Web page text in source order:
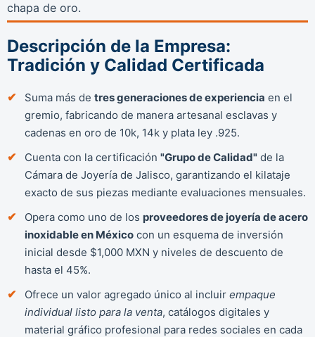
chapa de oro.
Descripción de la Empresa:
Tradición y Calidad Certificada
Suma más de tres generaciones de experiencia en el
gremio, fabricando de manera artesanal esclavas y
cadenas en oro de 10k, 14k y plata ley .925.
Cuenta con la certificación "Grupo de Calidad" de la
Cámara de Joyería de Jalisco, garantizando el kilataje
exacto de sus piezas mediante evaluaciones mensuales.
Opera como uno de los proveedores de joyería de acero
inoxidable en México con un esquema de inversión
inicial desde $1,000 MXN y niveles de descuento de
hasta el 45%.
Ofrece un valor agregado único al incluir empaque
individual listo para la venta, catálogos digitales y
material gráfico profesional para redes sociales en cada